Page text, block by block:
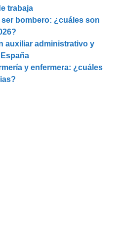
trabaja
bombero: ¿cuáles son
auxiliar administrativo y
y enfermera: ¿cuáles